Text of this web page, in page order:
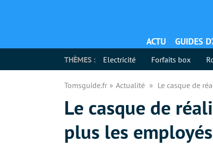
ACTU GUIDES
THÈMES : Electricité Forfaits box
Tomsguide.fr Actualité Le casque de
Le casque de
plus les